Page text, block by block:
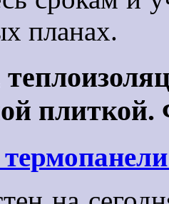
планах.